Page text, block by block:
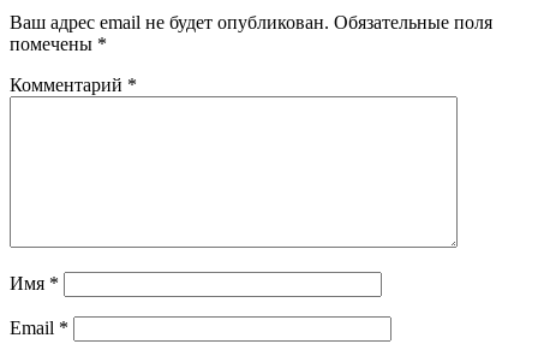
Ваш адрес email не будет опубликован. Обязательные поля
помечены *
Комментарий *
Имя *
Email *